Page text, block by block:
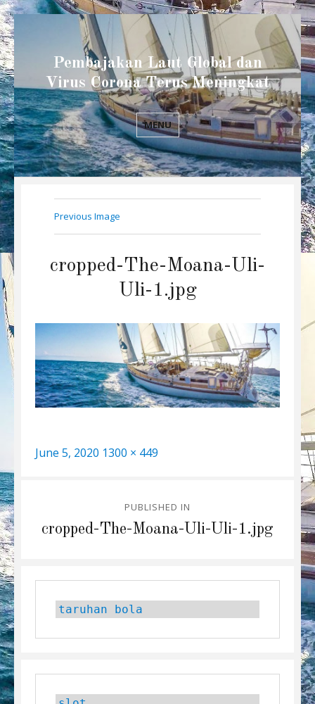
Pembajakan Laut Global dan
Virus Corona Terus Meningkat
MENU
Previous Image
cropped-The-Moana-Uli-
Uli-1.jpg
Posted
June 5, 2020 Full
1300 × 449
navigation
PUBLISHED IN
cropped-The-Moana-Uli-Uli-1.jpg
taruhan bola